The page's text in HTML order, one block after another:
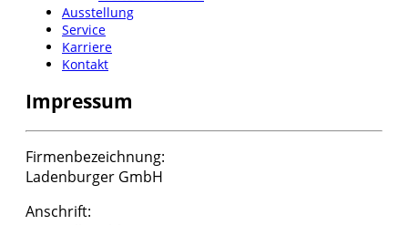
Ausstellung
Service
Karriere
Kontakt
Impressum
Firmenbezeichnung:
Ladenburger GmbH
Anschrift: